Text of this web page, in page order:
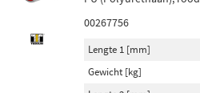
Bilstein (46)
00267756
Lengte 1 [mm]
Gewicht [kg]